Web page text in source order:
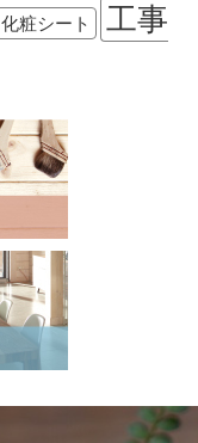
化粧シート
工事